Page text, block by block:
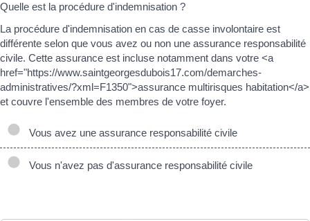
Quelle est la procédure d'indemnisation ?
La procédure d'indemnisation en cas de casse involontaire est
différente selon que vous avez ou non une assurance responsabilité
civile. Cette assurance est incluse notamment dans votre <a
href="https://www.saintgeorgesdubois17.com/demarches-
administratives/?xml=F1350">assurance multirisques habitation</a>
et couvre l'ensemble des membres de votre foyer.
Vous avez une assurance responsabilité civile
Vous n'avez pas d'assurance responsabilité civile